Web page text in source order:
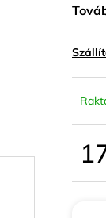
SZÜRKE